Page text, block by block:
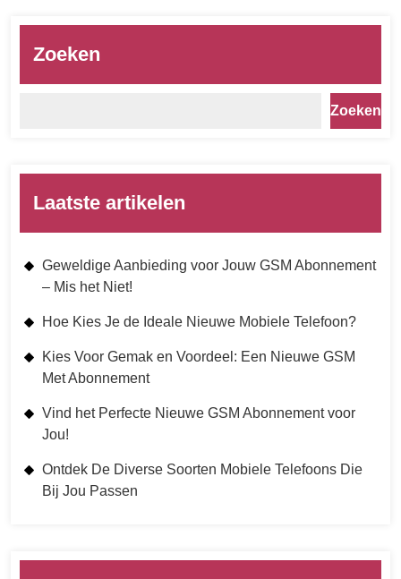
Zoeken
Zoeken
Laatste artikelen
Geweldige Aanbieding voor Jouw GSM Abonnement
– Mis het Niet!
Hoe Kies Je de Ideale Nieuwe Mobiele Telefoon?
Kies Voor Gemak en Voordeel: Een Nieuwe GSM
Met Abonnement
Vind het Perfecte Nieuwe GSM Abonnement voor
Jou!
Ontdek De Diverse Soorten Mobiele Telefoons Die
Bij Jou Passen